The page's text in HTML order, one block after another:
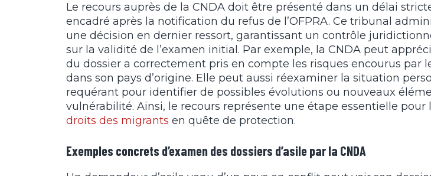
Le recours auprès de la CNDA doit être présenté dans un délai
encadré après la notification du refus de l’OFPRA. Ce tribunal
une décision en dernier ressort, garantissant un contrôle
sur la validité de l’examen initial. Par exemple, la CNDA peut
du dossier a correctement pris en compte les risques encourus par
dans son pays d’origine. Elle peut aussi réexaminer la situation
requérant pour identifier de possibles évolutions ou nouveaux
vulnérabilité. Ainsi, le recours représente une étape essentielle pour
droits des migrants en quête de protection.
Exemples concrets d’examen des dossiers d’asile par la CNDA